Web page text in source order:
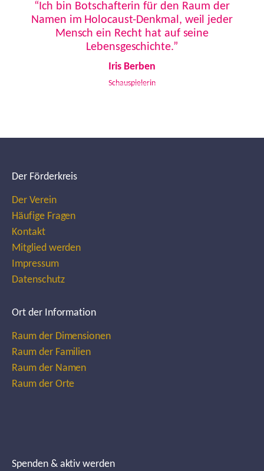
“Ich bin Botschafterin für den Raum der
Namen im Holocaust-Denkmal, weil jeder
Mensch ein Recht hat auf seine
Lebensgeschichte.”
Iris Berben
Schauspielerin
Der Förderkreis
Der Verein
Häufige Fragen
Kontakt
Mitglied werden
Impressum
Datenschutz
Ort der Information
Raum der Dimensionen
Raum der Familien
Raum der Namen
Raum der Orte
Spenden & aktiv werden